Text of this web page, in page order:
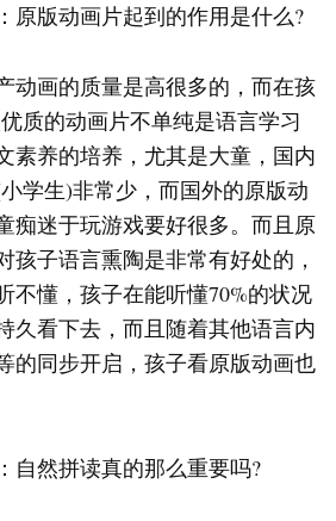
原版动画片起到的作用是什么?
动画的质量是高很多的，而在孩
质的动画片不单纯是语言学习
素养的培养，尤其是大童，国内
学生)非常少，而国外的原版动
痴迷于玩游戏要好很多。而且原
孩子语言熏陶是非常有好处的，
不懂，孩子在能听懂70%的状况
久看下去，而且随着其他语言内
的同步开启，孩子看原版动画也
自然拼读真的那么重要吗?